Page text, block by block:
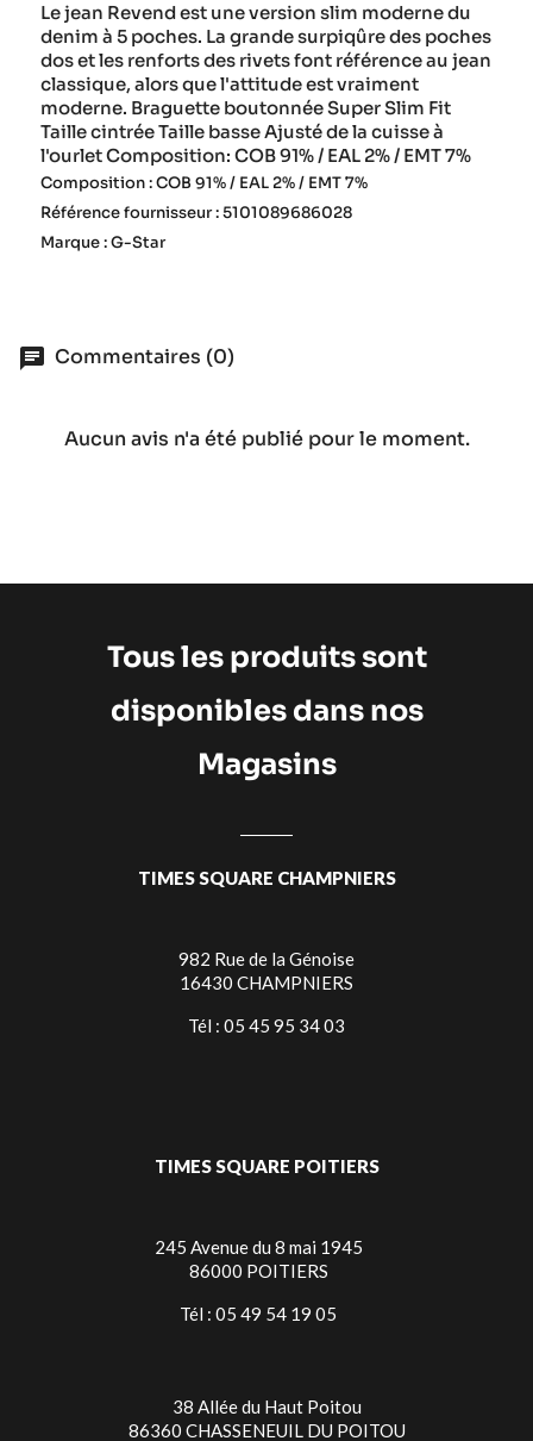
Le jean Revend est une version slim moderne du
denim à 5 poches. La grande surpiqûre des poches
dos et les renforts des rivets font référence au jean
classique, alors que l'attitude est vraiment
moderne. Braguette boutonnée Super Slim Fit
Taille cintrée Taille basse Ajusté de la cuisse à
l'ourlet Composition: COB 91% / EAL 2% / EMT 7%
Composition : COB 91% / EAL 2% / EMT 7%
Référence fournisseur : 5101089686028
Marque : G-Star
Commentaires (0)
Aucun avis n'a été publié pour le moment.
Tous les produits sont
disponibles dans nos
Magasins
TIMES SQUARE CHAMPNIERS
982 Rue de la Génoise
16430 CHAMPNIERS
Tél : 05 45 95 34 03
TIMES SQUARE POITIERS
245 Avenue du 8 mai 1945
86000 POITIERS
Tél : 05 49 54 19 05
38 Allée du Haut Poitou
86360 CHASSENEUIL DU POITOU